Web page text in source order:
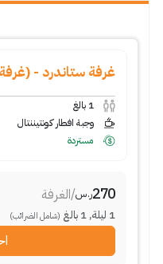
غرفة ستاندرد -
1 بالغ
وجبة افطار كونتيننتال
مستردة
270ر.س/الغرفة
1 ليلة,
1 بالغ (شامل الضرائب)